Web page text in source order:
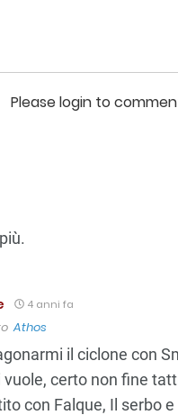
Please login to
4 anni fa
Athos
il ciclone con
vuole, certo non fine
con Falque, Il serbo